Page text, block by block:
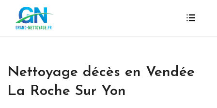
Nettoyage décès en Vendée
La Roche Sur Yon